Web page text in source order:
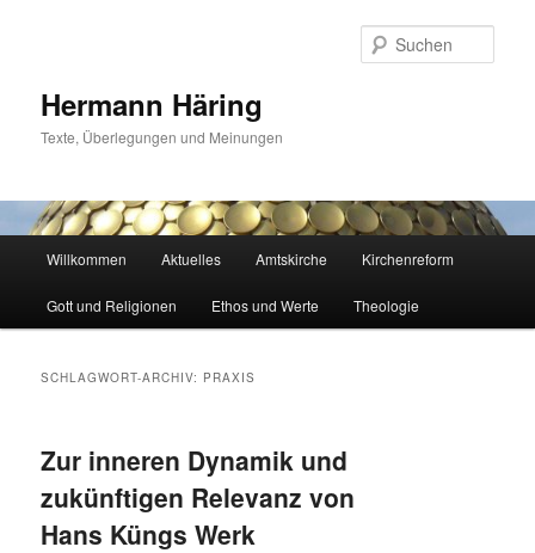
Hermann Häring
Texte, Überlegungen und Meinungen
Willkommen Aktuelles Amtskirche Kirchenreform
Gott und Religionen Ethos und Werte Theologie
SCHLAGWORT-ARCHIV: PRAXIS
Zur inneren Dynamik und
zukünftigen Relevanz von
Hans Küngs Werk